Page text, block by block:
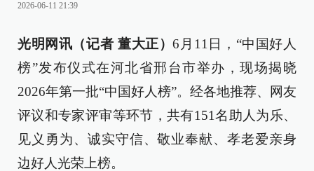
2026-06-11 21:39
光明网讯（记者 董大正）6月11日，“中国好人
榜”发布仪式在河北省邢台市举办，现场揭晓
2026年第一批“中国好人榜”。经各地推荐、网友
评议和专家评审等环节，共有151名助人为乐、
见义勇为、诚实守信、敬业奉献、孝老爱亲身
边好人光荣上榜。